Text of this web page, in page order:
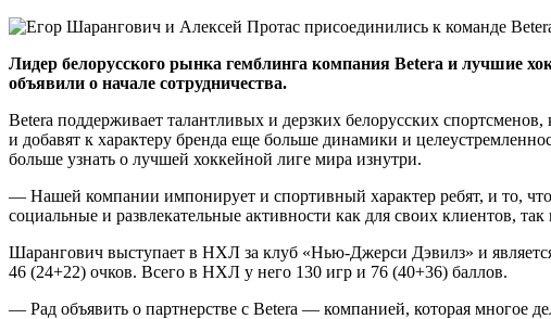
Лидер белорусского рынка гемблинга компания Betera и лучшие
объявили о начале сотрудничества.
Betera поддерживает талантливых и дерзких белорусских
и добавят к характеру бренда еще больше динамики и
больше узнать о лучшей хоккейной лиге мира изнутри.
— Нашей компании импонирует и спортивный характер ребят, и то,
социальные и развлекательные активности как для своих клиентов,
Шарангович выступает в НХЛ за клуб «Нью-Джерси Дэвилз» и
46 (24+22) очков. Всего в НХЛ у него 130 игр и 76 (40+36) баллов.
— Рад объявить о партнерстве с Betera — компанией, которая многое